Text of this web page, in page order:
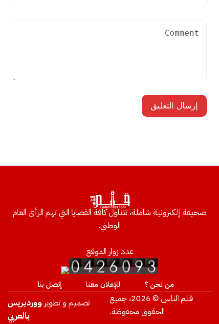
صحيفة إلكترونية شاملة، تتناول كافة القضايا التي تهم الرأي العام
الوطني.
عدد زوار الموقع
من نحن ؟ للإعلان معنا إتصل بنا
قلم الناس © 2026، جميع
الحقوق محفوظة.
تصميم و تطوير ووردبريس
بالعربي